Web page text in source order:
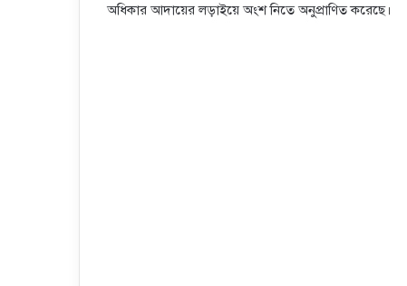
অধিকার আদায়ের লড়াইয়ে অংশ নিতে অনুপ্রাণিত করেছে।